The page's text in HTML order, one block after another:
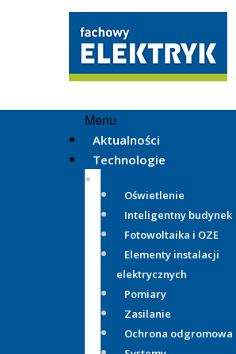
Menu
Aktualności
Technologie
Oświetlenie
Inteligentny budynek
Fotowoltaika i OZE
Elementy instalacji
elektrycznych
Pomiary
Zasilanie
Ochrona odgromowa